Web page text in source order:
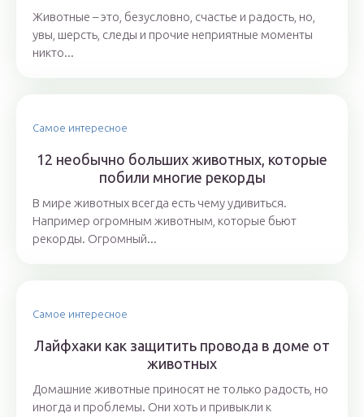
Животные – это, безусловно, счастье и радость, но,
увы, шерсть, следы и прочие неприятные моменты
никто...
Самое интересное
12 необычно больших животных, которые
побили многие рекорды
В мире животных всегда есть чему удивиться.
Например огромным животным, которые бьют
рекорды. Огромный...
Самое интересное
Лайфхаки как защитить провода в доме от
животных
Домашние животные приносят не только радость, но
иногда и проблемы. Они хоть и привыкли к